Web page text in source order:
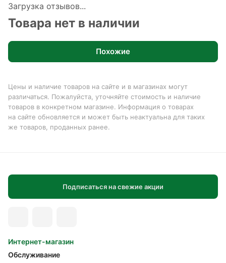
Загрузка отзывов...
Товара нет в наличии
Похожие
Цены и наличие товаров на сайте и в магазинах могут
различаться. Пожалуйста, уточняйте стоимость и наличие
товаров в конкретном магазине. Информация о товарах
на сайте обновляется и может быть неактуальна для таких
же товаров, проданных ранее.
Подписаться на свежие акции
Интернет-магазин
Обслуживание